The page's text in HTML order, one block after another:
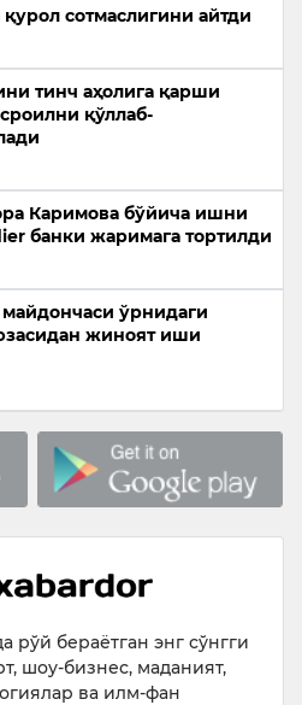
сотмаслигини айтди
тинч аҳолига қарши
қўллаб-
Каримова бўйича ишни
банки жаримага тортилди
ўрнидаги
жиноят иши
рўй бераётган энг сўнгги
шоу-бизнес, маданият,
ва илм-фан